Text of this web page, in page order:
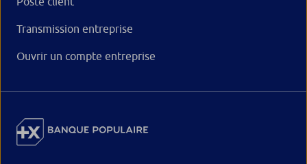
Transmission entreprise
Ouvrir un compte entreprise